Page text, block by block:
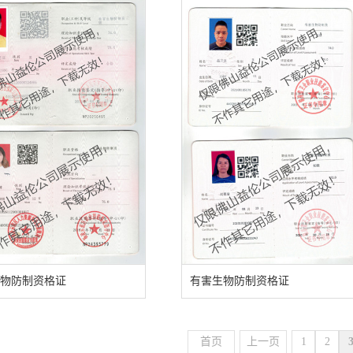
防制资格证 有害生物防制资格证
首页 上一页 1 2 3